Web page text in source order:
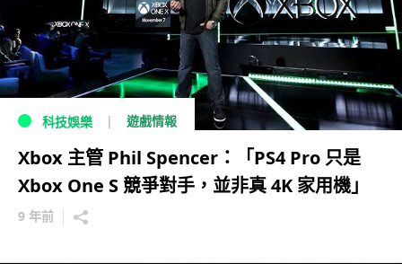
科技娛樂 遊戲情報
Xbox 主管 Phil Spencer：「PS4 Pro 只是
Xbox One S 競爭對手，並非真 4K 家用機」
9 年前